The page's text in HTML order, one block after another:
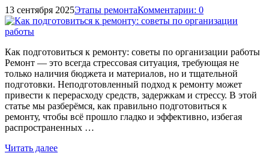
13 сентября 2025Этапы ремонтаКомментарии: 0
Как подготовиться к ремонту: советы по организации работы
Ремонт — это всегда стрессовая ситуация, требующая не
только наличия бюджета и материалов, но и тщательной
подготовки. Неподготовленный подход к ремонту может
привести к перерасходу средств, задержкам и стрессу. В этой
статье мы разберёмся, как правильно подготовиться к
ремонту, чтобы всё прошло гладко и эффективно, избегая
распространенных …
Читать далее